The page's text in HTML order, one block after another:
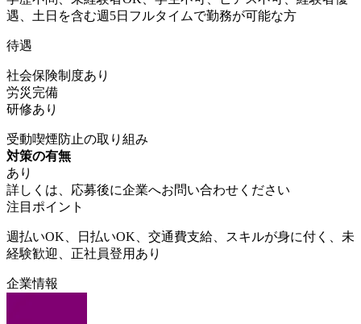
遇、土日を含む週5日フルタイムで勤務が可能な方
待遇
社会保険制度あり
労災完備
研修あり
受動喫煙防止の取り組み
対策の有無
あり
詳しくは、応募後に企業へお問い合わせください
注目ポイント
週払いOK、日払いOK、交通費支給、スキルが身に付く、未
経験歓迎、正社員登用あり
企業情報